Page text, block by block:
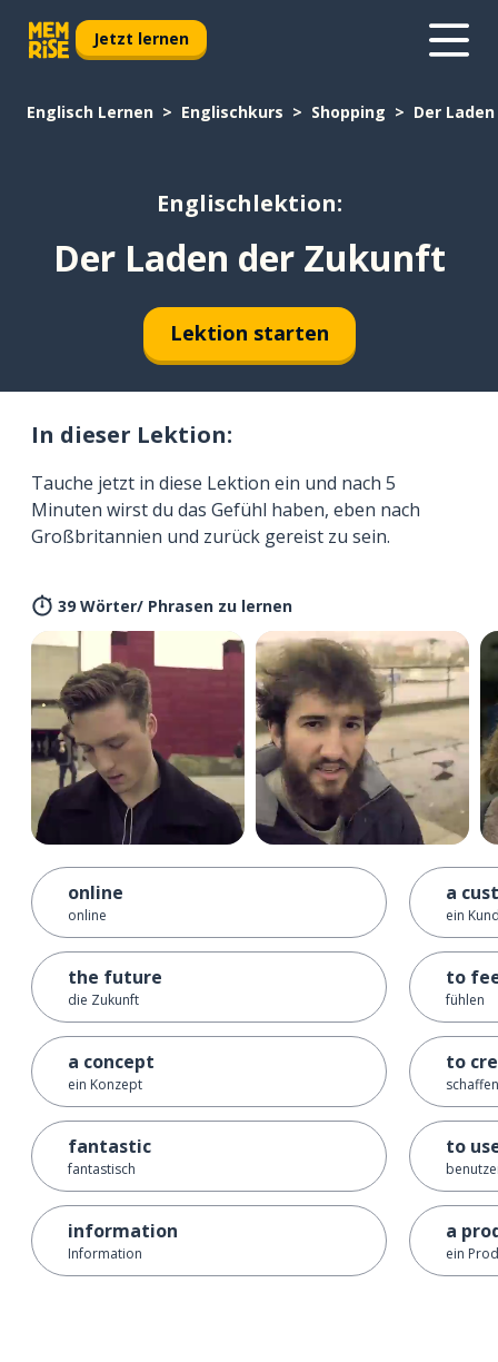
Jetzt lernen
Englisch Lernen Englischkurs Shopping Der
Englischlektion:
Der Laden der Zukunft
Lektion starten
In dieser Lektion:
Tauche jetzt in diese Lektion ein und nach 5
Minuten wirst du das Gefühl haben, eben nach
Großbritannien und zurück gereist zu sein.
39 Wörter/ Phrasen zu lernen
online
online
the future
die Zukunft
a concept
ein Konzept
fantastic
fantastisch
information
Information
a
ein
to
fühlen
to
to
a
ein